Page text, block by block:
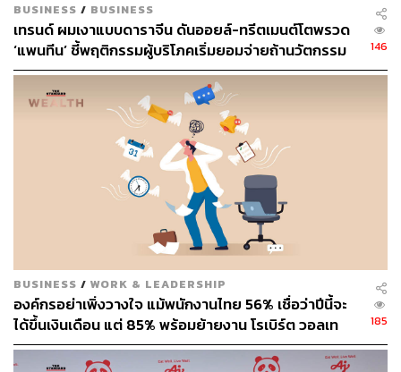
BUSINESS / BUSINESS
เทรนด์ ผมเงาแบบดาราจีน ดันออยล์-ทรีตเมนต์โตพรวด
‘แพนทีน’ ชี้พฤติกรรมผู้บริโภคเริ่มยอมจ่ายถ้านวัตกรรม
ตอบโจทย์
146
BUSINESS / WORK & LEADERSHIP
องค์กรอย่าเพิ่งวางใจ แม้พนักงานไทย 56% เชื่อว่าปีนี้จะ
ได้ขึ้นเงินเดือน แต่ 85% พร้อมย้ายงาน โรเบิร์ต วอลเท
อร์ส ชี้เงินเดือนไม่ใช่คำตอบเดียว
185